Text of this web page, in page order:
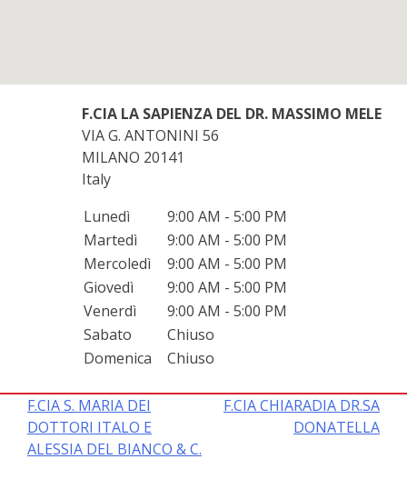
F.CIA LA SAPIENZA DEL DR. MASSIMO MELE
VIA G. ANTONINI 56
MILANO 20141
Italy
Lunedì
9:00 AM - 5:00 PM
Martedì
9:00 AM - 5:00 PM
Mercoledì
9:00 AM - 5:00 PM
Giovedì
9:00 AM - 5:00 PM
Venerdì
9:00 AM - 5:00 PM
Sabato
Chiuso
Domenica
Chiuso
Navigazione
articoli
F.CIA S. MARIA DEI
DOTTORI ITALO E
ALESSIA DEL BIANCO & C.
F.CIA CHIARADIA DR.SA
DONATELLA